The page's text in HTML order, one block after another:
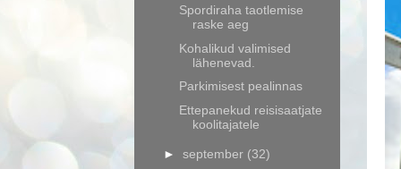
Spordiraha taotlemise
raske aeg
Kohalikud valimised
lähenevad.
Parkimisest pealinnas
Ettepanekud reisisaatjate
koolitajatele
► september (32)